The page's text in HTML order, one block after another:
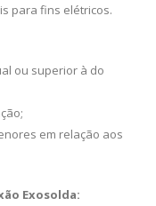
para fins elétricos.
ou superior à do
em relação aos
Exosolda: